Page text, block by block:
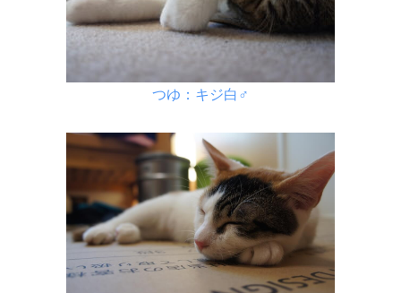
つゆ：キジ白♂